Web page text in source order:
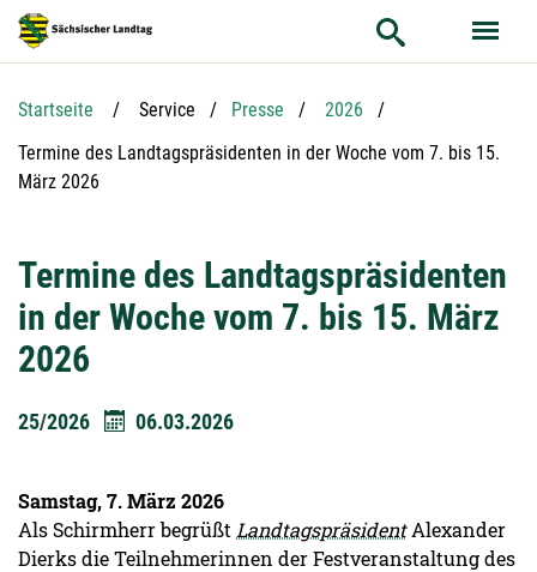
Hauptnavigation
Hauptinhalt
Service
Startseite Service Presse
2026
Aktuelle Seite:
Termine des Landtagspräsidenten in der Woche vom 7. bis 15.
März 2026
Termine des Landtagspräsidenten
in der Woche vom 7. bis 15. März
2026
25/2026 06.03.2026
Samstag, 7. März 2026
Als Schirmherr begrüßt LandtagspräsidentAlexander
Dierks die Teilnehmerinnen der Festveranstaltung des